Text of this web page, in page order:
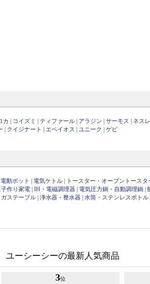
カ コイズミ ティファール アラジン |サーモス ネスレ
クイジナート エペイオス |ユニーク |ゲビ
電動ポット 電気ケトル トースター・オーブントースタ
子作り家電 |IH・電磁調理器 電気圧力鍋・自動調理鍋 |
ステーブル |浄水器・整水器 |水筒・ステンレスボトル
ユーシーシーの最新人気商品
3位